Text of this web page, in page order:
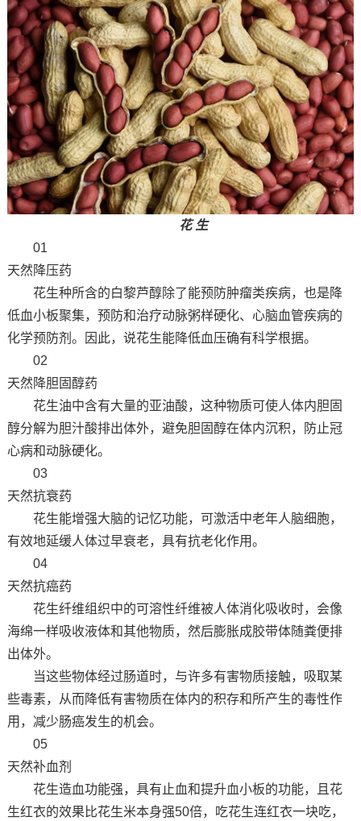
花 生
01
天然降压药
花生种所含的白黎芦醇除了能预防肿瘤类疾病，也是降
低血小板聚集，预防和治疗动脉粥样硬化、心脑血管疾病的
化学预防剂。因此，说花生能降低血压确有科学根据。
02
天然降胆固醇药
花生油中含有大量的亚油酸，这种物质可使人体内胆固
醇分解为胆汁酸排出体外，避免胆固醇在体内沉积，防止冠
心病和动脉硬化。
03
天然抗衰药
花生能增强大脑的记忆功能，可激活中老年人脑细胞，
有效地延缓人体过早衰老，具有抗老化作用。
04
天然抗癌药
花生纤维组织中的可溶性纤维被人体消化吸收时，会像
海绵一样吸收液体和其他物质，然后膨胀成胶带体随粪便排
出体外。
当这些物体经过肠道时，与许多有害物质接触，吸取某
些毒素，从而降低有害物质在体内的积存和所产生的毒性作
用，减少肠癌发生的机会。
05
天然补血剂
花生造血功能强，具有止血和提升血小板的功能，且花
生红衣的效果比花生米本身强50倍，吃花生连红衣一块吃，